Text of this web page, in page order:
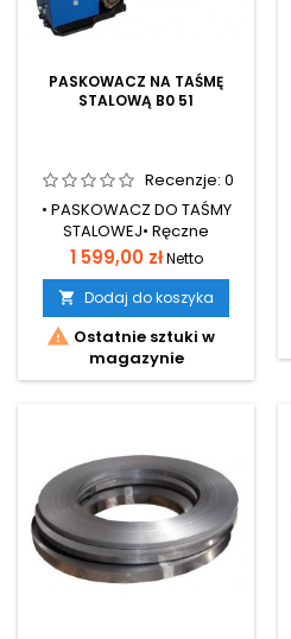
PASKOWACZ NA TAŚMĘ
STALOWĄ B0 51
Recenzje: 0
• PASKOWACZ DO TAŚMY
STALOWEJ• Ręczne
urządzenie służące
napinaniu i zaciskaniu
taśmy stalowej
BEZSPINKOWO• Wymiar
taśmy: szerokość od 13-
19mm x grubość od 0,4-
0,6mm• Urządzenie jest
budowlanych, drewna,
odlewów, dużych skrzyń itp.
Cena
1 599,00 zł Netto
 Dodaj do koszyka
 Ostatnie sztuki w
magazynie